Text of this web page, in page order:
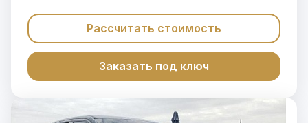
Рассчитать стоимость
Заказать под ключ